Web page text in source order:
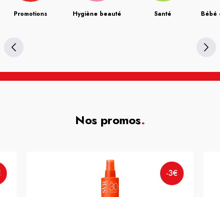
Promotions Hygiène beauté Santé Bébé
Nos promos.
-3€